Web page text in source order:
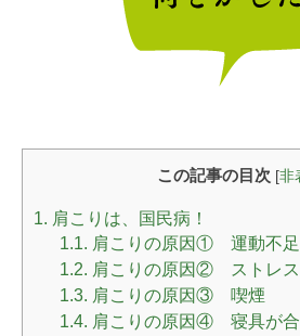
この記事の目次 [非
1. 肩こりは、国民病！
1.1. 肩こりの原因① 運動不足
1.2. 肩こりの原因② ストレス
1.3. 肩こりの原因③ 喫煙
1.4. 肩こりの原因④ 寝具が合